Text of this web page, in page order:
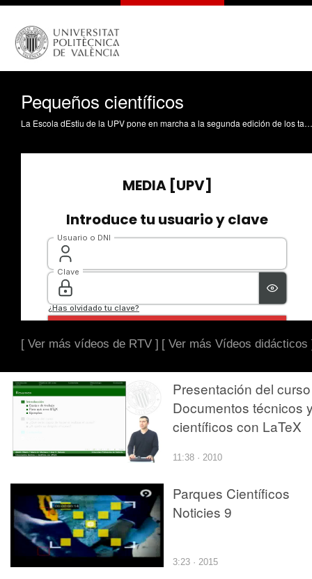
Pequeños científicos
La Escola dEstiu de la UPV pone en marcha a la segunda edición de los talleres de Experimenta. Pretende así acercar, de una manera lúdica, a los más pequeños, el universo científico en sus áreas más diversas.
[ Ver más vídeos de RTV ] [ Ver más Vídeos didácticos
Presentación del curso
Documentos técnicos
científicos con LaTeX
11:38 · 2010
Parques Científicos
Noticies 9
3:23 · 2015